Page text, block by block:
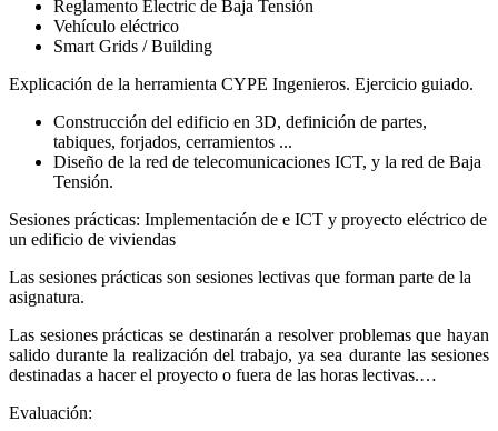
Reglamento Electric de Baja Tensión
Vehículo eléctrico
Smart Grids / Building
Explicación de la herramienta CYPE Ingenieros. Ejercicio guiado.
Construcción del edificio en 3D, definición de partes,
tabiques, forjados, cerramientos ...
Diseño de la red de telecomunicaciones ICT, y la red de Baja
Tensión.
Sesiones prácticas: Implementación de e ICT y proyecto eléctrico de
un edificio de viviendas
Las sesiones prácticas son sesiones lectivas que forman parte de la
asignatura.
Las sesiones prácticas se destinarán a resolver problemas que hayan
salido durante la realización del trabajo, ya sea durante las sesiones
destinadas a hacer el proyecto o fuera de las horas lectivas.…
Evaluación: